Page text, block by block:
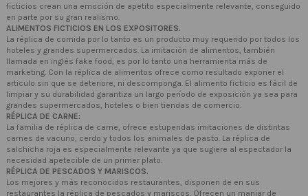
ficticios crean una emoción de apetito especialmente relevante, conseguido
en parte por su gran realismo.
ALIMENTOS FICTICIOS EN LOS EXPOSITORES.
La réplica de comida por lo tanto es un producto muy requerido por todos los
hoteles y grandes supermercados. La imitación de alimentos, también
llamada en inglés fake food, es por lo tanto una herramienta más de
marketing. Con la réplica de alimentos ofrece como resultado exponer el
articulo sin que se deteriore, ni descomponga. El alimento ficticio es fácil de
limpiar y su durabilidad garantiza un largo período de exposición ya sea para
grandes supermercados, hoteles o bien tiendas de comercio.
RÉPLICA DE CARNE:
La familia de réplica de carne, ofrece estupendas imitaciones de distintas
carnes de vacuno, cerdo y todos los animales de pasto. La réplica de
salchicha roja es especialmente relevante ya que sugiere al espectador la
necesidad apetecible de un primer plato.
RÉPLICA DE PESCADOS Y MARISCOS.
Los mejores y más reconocidos restaurantes, disponen de en sus
restaurantes la réplica de pescados y mariscos. Ofrecen un manjar de